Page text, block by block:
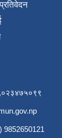
9852650121